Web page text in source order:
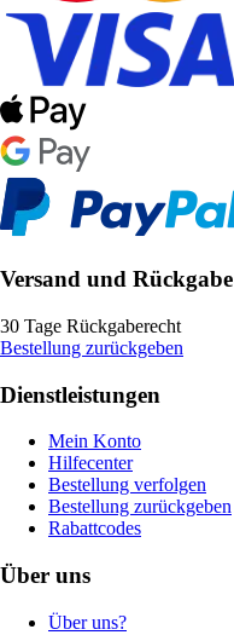
Versand und Rückgabe
30 Tage Rückgaberecht
Bestellung zurückgeben
Dienstleistungen
Mein Konto
Hilfecenter
Bestellung verfolgen
Bestellung zurückgeben
Rabattcodes
Über uns
Über uns?